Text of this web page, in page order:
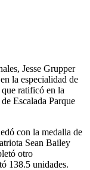
Jesse Grupper
la especialidad de
ratificó en la
Escalada Parque
con la medalla de
Sean Bailey
otro
138.5 unidades.